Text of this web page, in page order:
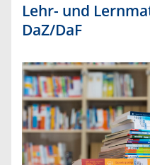
Lehr- und
DaZ/DaF